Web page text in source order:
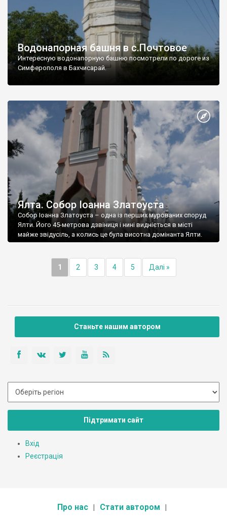
Водонапорная башня в с.Почтовое
Интересную водонапорную башню посмотрели по дороге из
Симферополя в Бахчисарай.
Ялта. Собор Іоанна Златоуста
Собор Іоанна Златоуста – одна із перших мурованих споруд
Ялти. Його 45-метрова дзвіниця і нині видніється в місті
майже звідусіль, а колись це була висотна домінанта Ялти.
1 2 3 4 5 Далі »
Станьте нашим автором
Підтримати сайт
Вхід
Реєстрація
Про нас Стати автором